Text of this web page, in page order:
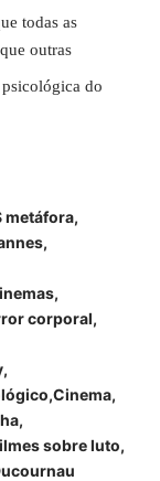
todas as
outras
psicológica do
metáfora
corporal
Cinema
sobre luto